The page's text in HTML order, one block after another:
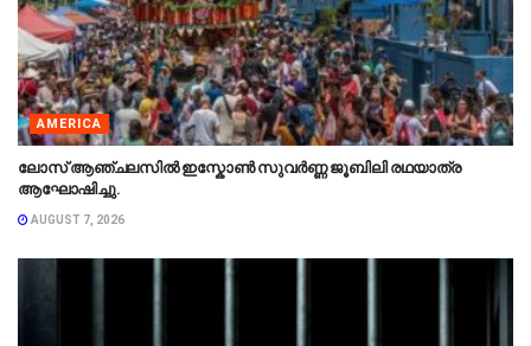
AMERICA
ലോസ് ആഞ്ചലസിൽ ഇസ്കോൺ സുവർണ്ണ ജൂബിലി രഥയാത്ര
ആഘോഷിച്ചു.
AUGUST 7, 2026